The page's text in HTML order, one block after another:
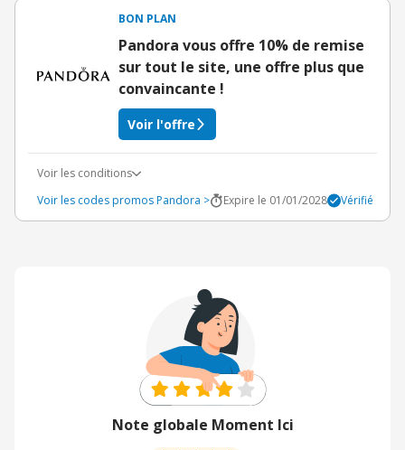
BON PLAN
Pandora vous offre 10% de remise
sur tout le site, une offre plus que
convaincante !
Voir l'offre
Voir les conditions
Voir les codes promos Pandora >
Expire le 01/01/2028 Vérifié
Note globale Moment Ici